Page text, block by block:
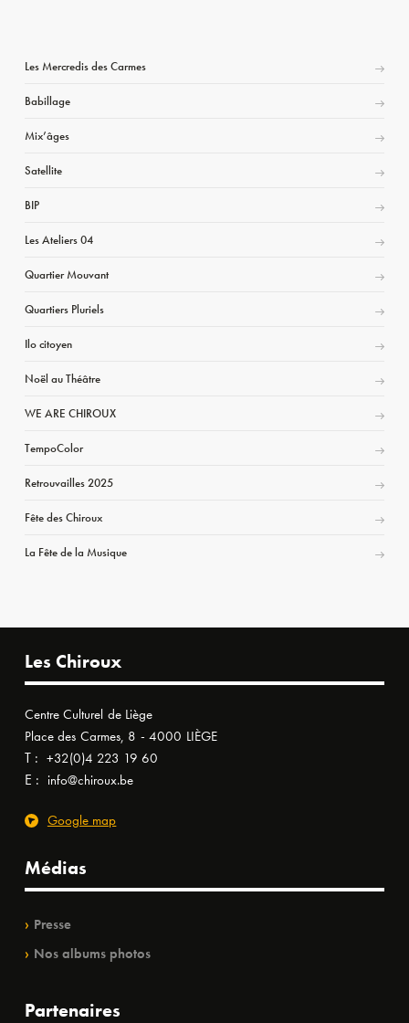
Les Mercredis des Carmes
Babillage
Mix’âges
Satellite
BIP
Les Ateliers 04
Quartier Mouvant
Quartiers Pluriels
Ilo citoyen
Noël au Théâtre
WE ARE CHIROUX
TempoColor
Retrouvailles 2025
Fête des Chiroux
La Fête de la Musique
Les Chiroux
Centre Culturel de Liège
Place des Carmes, 8 - 4000 LIÈGE
T : +32(0)4 223 19 60
E : info@chiroux.be
Google map
Médias
Presse
Nos albums photos
Partenaires